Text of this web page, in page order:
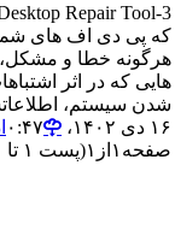
که پی دی اف های شما
هرگونه خطا و مشکل،
شدن سیستم،
۱۶ دی ۱۴۰۲،‏ ۰:۴۷
صفحه ۱ از ۱(پست ۱ تا ۱)